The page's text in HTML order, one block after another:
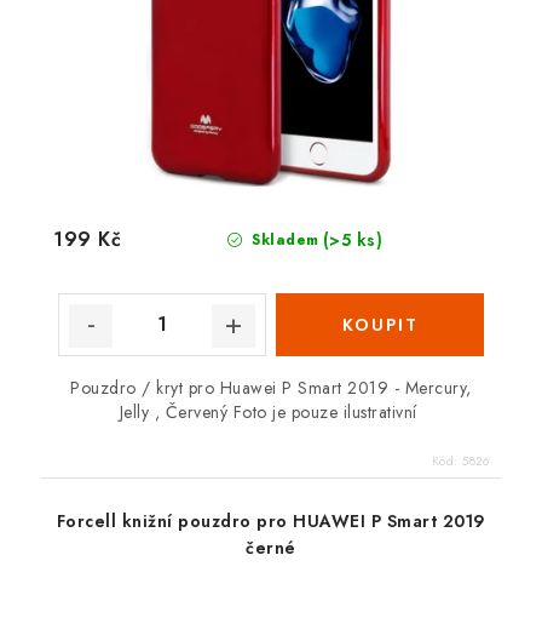
Skladem (>5 ks)
199 Kč
Pouzdro / kryt pro Huawei P Smart 2019 - Mercury,
Jelly , Červený Foto je pouze ilustrativní
Kód: 5826
Forcell knižní pouzdro pro HUAWEI P Smart 2019
černé